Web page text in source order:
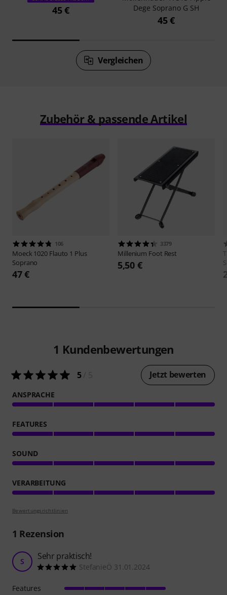
45 €
Dege Soprano G SH
45 €
Vergleichen
Zubehör & passende Artikel
106
Moeck 1020 Flauto 1 Plus
Soprano
47 €
3379
Millenium Foot Rest
5,50 €
1 Kundenbewertungen
5/ 5 Jetzt bewerten
ANSPRACHE
FEATURES
SOUND
VERARBEITUNG
Bewertungsrichtlinien
1 Rezension
S Sehr praktisch!
StefanieÖ 31.01.2024
Features